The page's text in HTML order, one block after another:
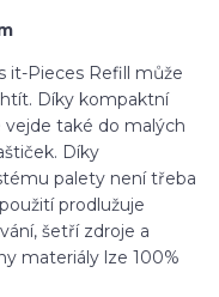
it-Pieces Refill může
Díky kompaktní
vejde také do malých
Díky
palety není třeba
prodlužuje
šetří zdroje a
materiály lze 100%